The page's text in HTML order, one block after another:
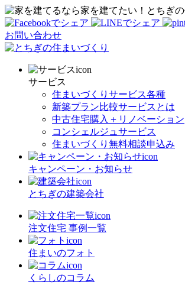
家を建てたい！とちぎ
お問い合わせ
サービス
住まいづくりサービス各種
新築プラン比較サービスとは
中古住宅購入＋リノベーション
コンシェルジュサービス
住まいづくり無料相談申込み
キャンペーン・お知らせ
とちぎの建築会社
注文住宅 事例一覧
住まいのフォト
くらしのコラム